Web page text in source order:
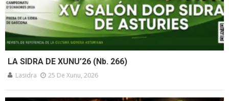
LA SIDRA DE XUNU’26 (Nb. 266)
Lasidra 25 De Xunu, 2026